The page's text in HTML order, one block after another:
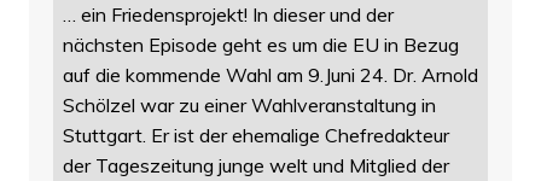
… ein Friedensprojekt! In dieser und der
nächsten Episode geht es um die EU in Bezug
auf die kommende Wahl am 9.Juni 24. Dr. Arnold
Schölzel war zu einer Wahlveranstaltung in
Stuttgart. Er ist der ehemalige Chefredakteur
der Tageszeitung junge welt und Mitglied der